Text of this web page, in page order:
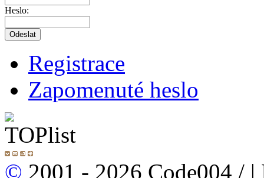
Heslo:
Registrace
Zapomenuté heslo
© 2001 - 2026 Code004 / |